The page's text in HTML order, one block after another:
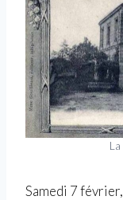
Samedi 7